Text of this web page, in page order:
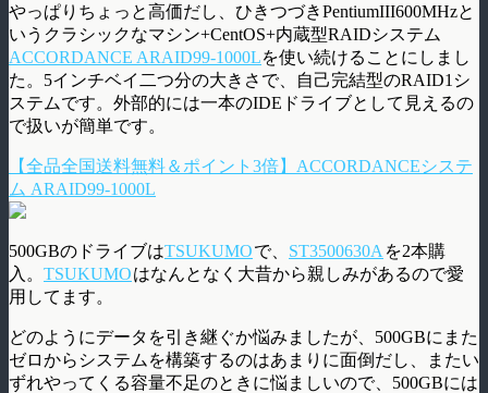
やっぱりちょっと高価だし、ひきつづきPentiumIII600MHzと
いうクラシックなマシン+CentOS+内蔵型RAIDシステム
ACCORDANCE ARAID99-1000Lを使い続けることにしまし
た。5インチベイ二つ分の大きさで、自己完結型のRAID1シ
ステムです。外部的には一本のIDEドライブとして見えるの
で扱いが簡単です。
【全品全国送料無料＆ポイント3倍】ACCORDANCEシステ
ム ARAID99-1000L
500GBのドライブはTSUKUMOで、 ST3500630A を2本購
入。 TSUKUMOはなんとなく大昔から親しみがあるので愛
用してます。
どのようにデータを引き継ぐか悩みましたが、500GBにまた
ゼロからシステムを構築するのはあまりに面倒だし、またい
ずれやってくる容量不足のときに悩ましいので、500GBには